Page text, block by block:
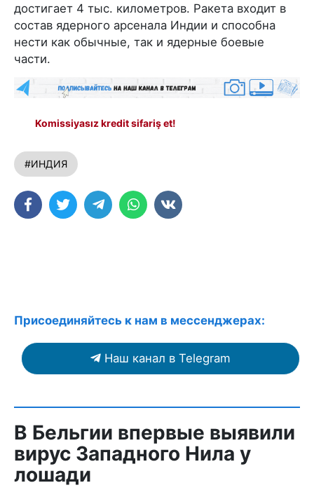
достигает 4 тыс. километров. Ракета входит в
состав ядерного арсенала Индии и способна
нести как обычные, так и ядерные боевые
части.
Komissiyasız kredit sifariş et!
#ИНДИЯ
Присоединяйтесь к нам в мессенджерах:
Наш канал в Telegram
В Бельгии впервые выявили
вирус Западного Нила у
лошади